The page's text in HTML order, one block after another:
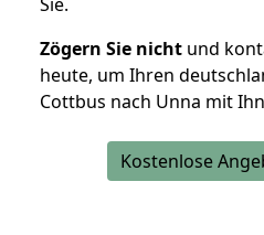
Zögern Sie nicht und
heute, um Ihren
Cottbus nach Unna mit
Kostenlose